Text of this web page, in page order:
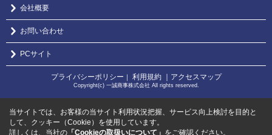
会社概要
お問い合わせ
PCサイト
プライバシーポリシー 利用規約 ｜アクセスマップ
Copyright(c) 一誠商事株式会社 All rights reserved.
当サイトでは、お客様の当サイト利用状況把握、サービス向上検討を目的と
して、クッキー（Cookie）を使用しています。
詳しくは、当社の 「Cookieの取扱いについて」 をご確認ください。